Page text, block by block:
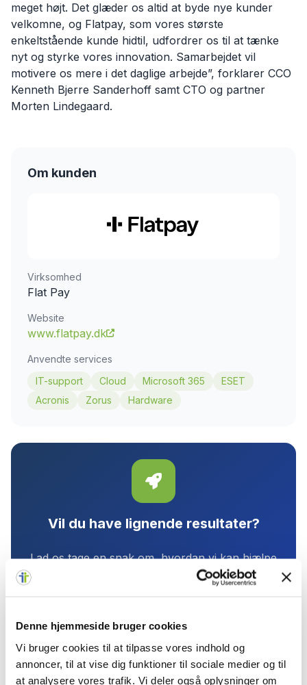
Denne hjemmeside bruger cookies
Vi bruger cookies til at tilpasse vores indhold og
annoncer, til at vise dig funktioner til sociale medier og til
at analysere vores trafik. Vi deler også oplysninger om
meget højt. Det glæder os altid at byde nye kunder
velkomne, og Flatpay, som vores største
enkeltstående kunde hidtil, udfordrer os til at tænke
nyt og styrke vores innovation. Samarbejdet vil
motivere os mere i det daglige arbejde”, forklarer CCO
Kenneth Bjerre Sanderhoff samt CTO og partner
Morten Lindegaard.
Om kunden
Virksomhed
Flat Pay
Website
www.flatpay.dk
Anvendte services
IT-support
Cloud Microsoft 365
ESET
Acronis
Zorus Hardware
Vil du have lignende resultater?
Lad os tage en snak om, hvordan vi kan hjælpe
din virksomhed med at opnå succes.
Få gratis IT-tjek